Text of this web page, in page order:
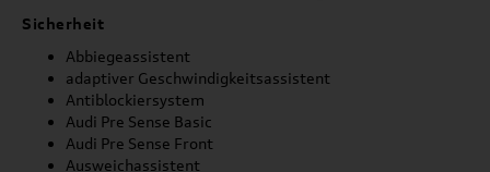
Sicherheit
Abbiegeassistent
adaptiver Geschwindigkeitsassistent
Antiblockiersystem
Audi Pre Sense Basic
Audi Pre Sense Front
Ausweichassistent